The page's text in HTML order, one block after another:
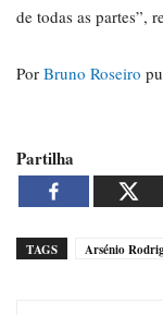
de todas as partes”,
Por Bruno Roseiro
Partilha
TAGS Arsénio